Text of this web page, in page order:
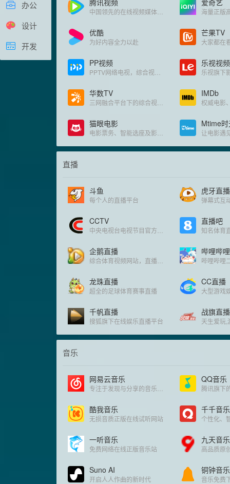
办公
设计
开发
腾讯视频 爱奇艺
海量正版
优酷
为好内容全力以赴
芒果TV
大家都在
PP视频 乐视视频
乐视旗下
华数TV IMDb
猫眼电影 Mtime
让电影遇
直播
斗鱼
每个人的直播平台
虎牙直播
弹幕式互
CCTV 直播吧
企鹅直播 哔哩哔
龙珠直播
超全的足球体育赛事直播
CC直播
大型游戏
千帆直播
搜狐旗下在线娱乐直播平台
战旗直播
天生爱玩,
音乐
网易云音乐 QQ音乐
腾讯旗下
酷我音乐
无损音质正版在线试听网站
千千音乐
个性化、
一听音乐
免费网络在线正版音乐站
九天音乐
高品质原
Suno AI
开启人人作曲的新时代
铜钟音乐